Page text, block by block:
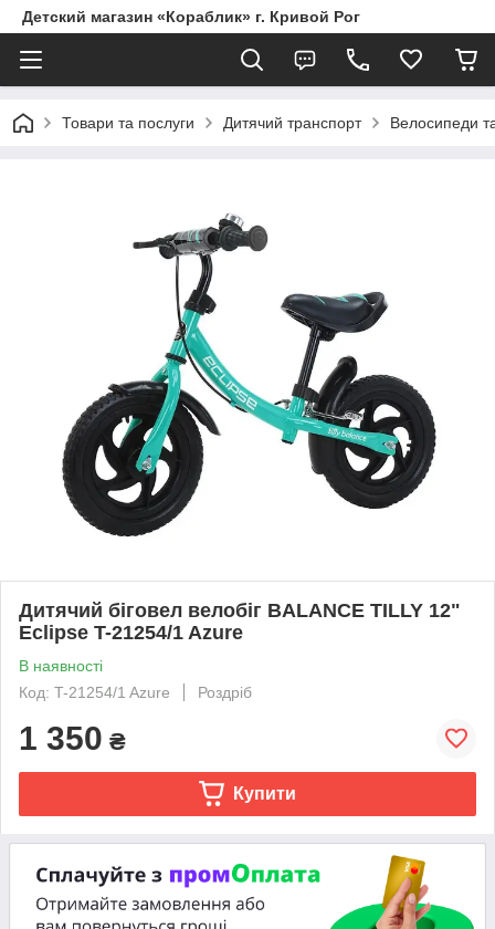
Детский магазин «Кораблик» г. Кривой Рог
Товари та послуги Дитячий транспорт Велосипеди
Дитячий біговел велобіг BALANCE TILLY 12"
Eclipse T-21254/1 Azure
В наявності
Код: T-21254/1 Azure
Роздріб
1 350 ₴
Купити